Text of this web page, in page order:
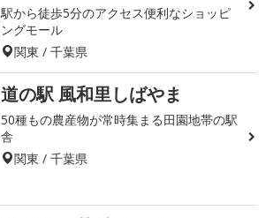
駅から徒歩5分のアクセス便利なショッピ
ングモール
関東 / 千葉県
道の駅 風和里しばやま
50種もの農産物が常時集まる田園地帯の駅
舎
関東 / 千葉県